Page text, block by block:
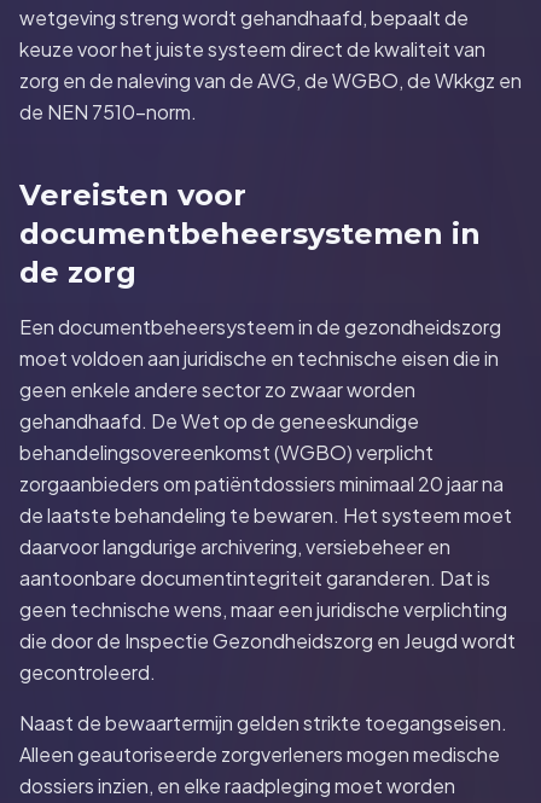
wetgeving streng wordt gehandhaafd, bepaalt de
keuze voor het juiste systeem direct de kwaliteit van
zorg en de naleving van de AVG, de WGBO, de Wkkgz en
de NEN 7510-norm.
Vereisten voor
documentbeheersystemen in
de zorg
Een documentbeheersysteem in de gezondheidszorg
moet voldoen aan juridische en technische eisen die in
geen enkele andere sector zo zwaar worden
gehandhaafd. De Wet op de geneeskundige
behandelingsovereenkomst (WGBO) verplicht
zorgaanbieders om patiëntdossiers minimaal 20 jaar na
de laatste behandeling te bewaren. Het systeem moet
daarvoor langdurige archivering, versiebeheer en
aantoonbare documentintegriteit garanderen. Dat is
geen technische wens, maar een juridische verplichting
die door de Inspectie Gezondheidszorg en Jeugd wordt
gecontroleerd.
Naast de bewaartermijn gelden strikte toegangseisen.
Alleen geautoriseerde zorgverleners mogen medische
dossiers inzien, en elke raadpleging moet worden